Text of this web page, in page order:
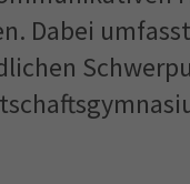
Dabei